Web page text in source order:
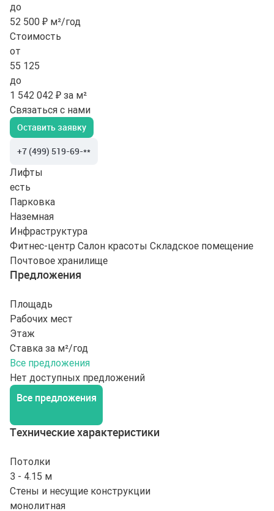
до
52 500 ₽ м²/год
Стоимость
от
55 125
до
1 542 042 ₽ за м²
Связаться с нами
Оставить заявку
+7 (499) 519-69-**
Лифты
есть
Парковка
Наземная
Инфраструктура
Фитнес-центр Салон красоты Складское помещение
Почтовое хранилище
Предложения
Площадь
Рабочих мест
Этаж
Ставка за м²/год
Все предложения
Нет доступных предложений
Все предложения
Технические характеристики
Потолки
3 - 4.15 м
Стены и несущие конструкции
монолитная